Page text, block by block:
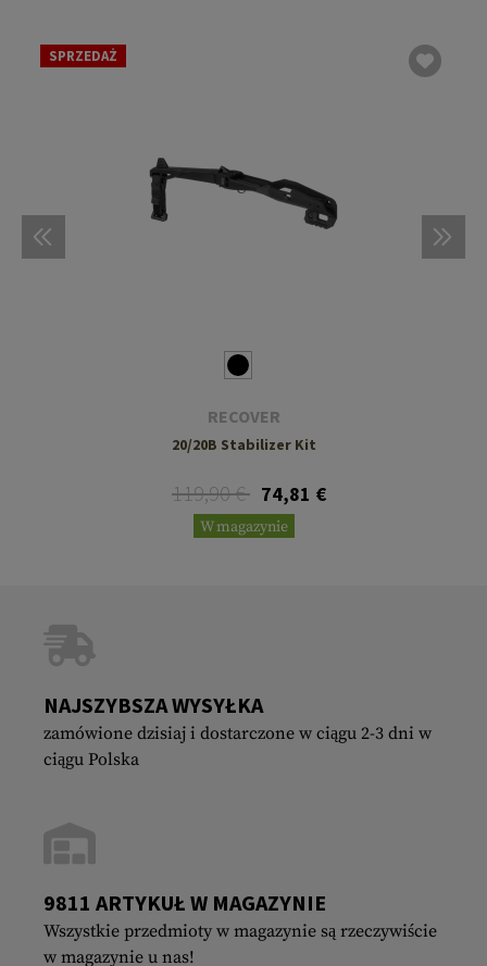
SPRZEDAŻ
RECOVER
20/20B Stabilizer Kit
119,90 € 74,81 €
W magazynie
NAJSZYBSZA WYSYŁKA
zamówione dzisiaj i dostarczone w ciągu 2-3 dni w
ciągu Polska
9811 ARTYKUŁ W MAGAZYNIE
Wszystkie przedmioty w magazynie są rzeczywiście
w magazynie u nas!